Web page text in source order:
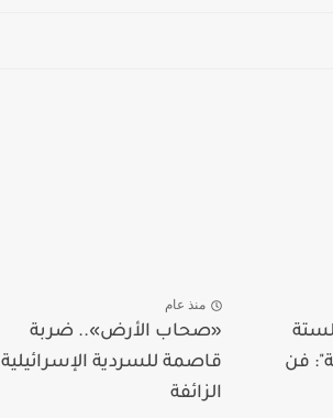
فن
منذ عام
«صحاب الأرض».. ضربة
قاصمة للسردية الإسرائيلية
الزائفة